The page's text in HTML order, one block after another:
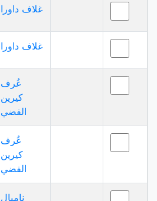
غلاف داورا
غلاف داورا
عُرف
كيرين
الفضي
عُرف
كيرين
الفضي
ناميال